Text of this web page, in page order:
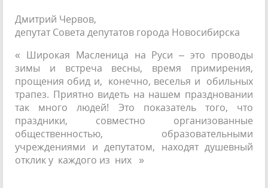
Дмитрий Червов,
депутат Совета депутатов города Новосибирска
« Широкая Масленица на Руси – это проводы
зимы и встреча весны, время примирения,
прощения обид и, конечно, веселья и обильных
трапез. Приятно видеть на нашем праздновании
так много людей! Это показатель того, что
праздники, совместно организованные
общественностью, образовательными
учреждениями и депутатом, находят душевный
отклик у каждого из них »